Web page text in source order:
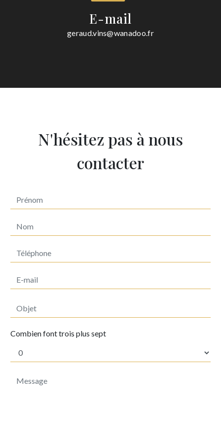
E-mail
geraud.vins@wanadoo.fr
N'hésitez pas à nous
contacter
Combien font trois plus sept